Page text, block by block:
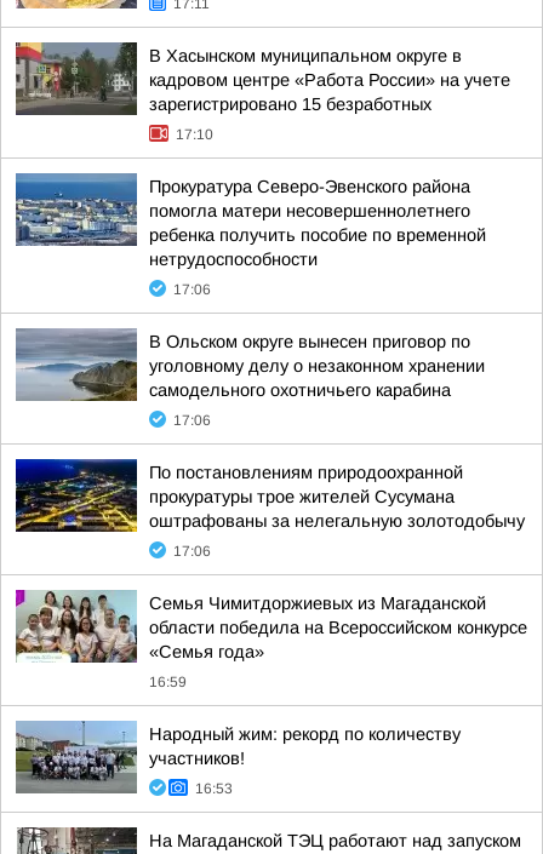
17:11
В Хасынском муниципальном округе в
кадровом центре «Работа России» на учете
зарегистрировано 15 безработных
17:10
Прокуратура Северо-Эвенского района
помогла матери несовершеннолетнего
ребенка получить пособие по временной
нетрудоспособности
17:06
В Ольском округе вынесен приговор по
уголовному делу о незаконном хранении
самодельного охотничьего карабина
17:06
По постановлениям природоохранной
прокуратуры трое жителей Сусумана
оштрафованы за нелегальную золотодобычу
17:06
Семья Чимитдоржиевых из Магаданской
области победила на Всероссийском конкурсе
«Семья года»
16:59
Народный жим: рекорд по количеству
участников!
16:53
На Магаданской ТЭЦ работают над запуском